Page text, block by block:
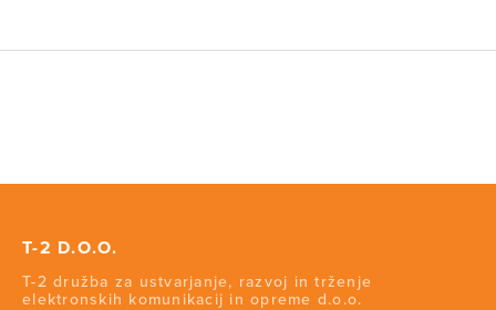
T-2 D.O.O.
T-2 družba za ustvarjanje, razvoj in trženje
elektronskih komunikacij in opreme d.o.o.